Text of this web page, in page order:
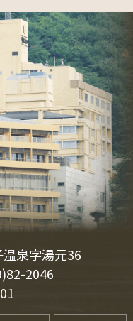
泉字湯元36
2046